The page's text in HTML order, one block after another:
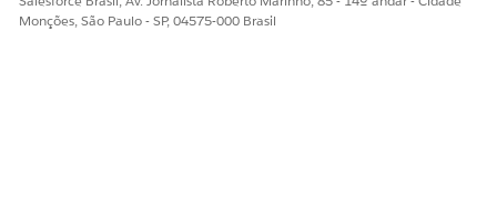
ESTE ARTIGO RESOLVEU SEU PROBLEMA?
Monções, São Paulo - SP, 04575-000 Brasil